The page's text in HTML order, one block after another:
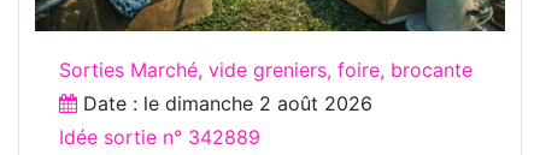
Sorties Marché, vide greniers, foire, brocante
Date : le dimanche 2 août 2026
Idée sortie n° 342889